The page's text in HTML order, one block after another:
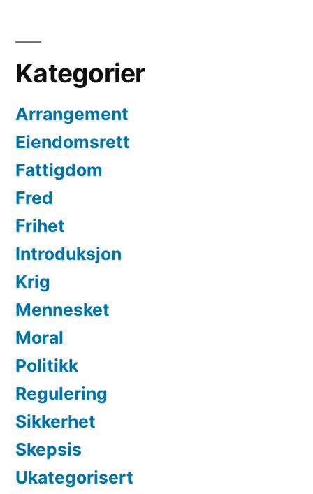
Kategorier
Arrangement
Eiendomsrett
Fattigdom
Fred
Frihet
Introduksjon
Krig
Mennesket
Moral
Politikk
Regulering
Sikkerhet
Skepsis
Ukategorisert